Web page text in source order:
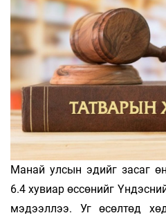
Манай улсын эдийг засаг
6.4 хувиар өссөнийг
мэдээллээ. Уг өсөлтөд